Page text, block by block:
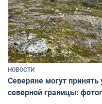
НОВОСТИ
Северяне могут принять
северной границы: